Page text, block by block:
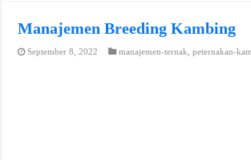
Manajemen Breeding Kambing
September 8, 2022 manajemen-ternak ,peternakan-